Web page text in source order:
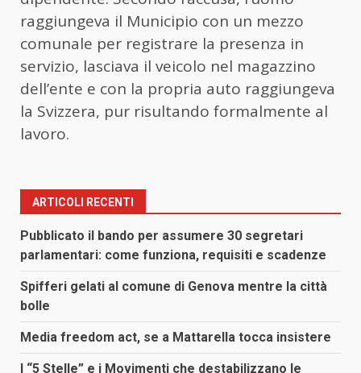
raggiungeva il Municipio con un mezzo
comunale per registrare la presenza in
servizio, lasciava il veicolo nel magazzino
dell’ente e con la propria auto raggiungeva
la Svizzera, pur risultando formalmente al
lavoro.
ARTICOLI RECENTI
Pubblicato il bando per assumere 30 segretari
parlamentari: come funziona, requisiti e scadenze
Spifferi gelati al comune di Genova mentre la città
bolle
Media freedom act, se a Mattarella tocca insistere
I “5 Stelle” e i Movimenti che destabilizzano le